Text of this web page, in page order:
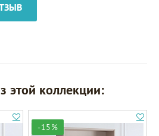
этой коллекции:
-15%